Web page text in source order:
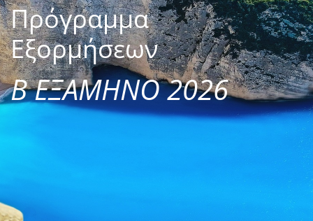
Πρόγραμμα
Εξορμήσεων
Β ΕΞΑΜΗΝΟ 2026